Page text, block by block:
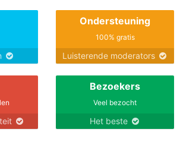
Ondersteuning
100% gratis
Luisterende moderators
Bezoekers
Veel bezocht
Het beste